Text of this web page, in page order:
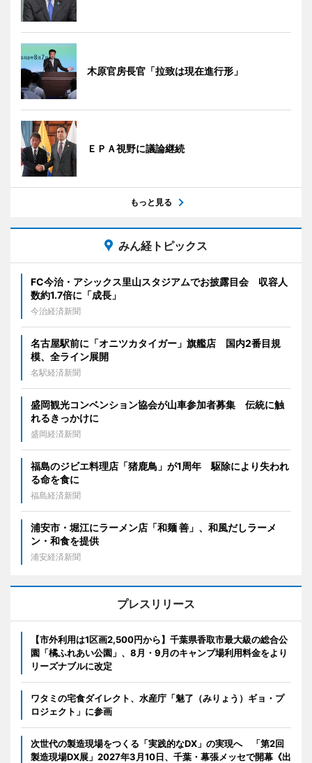
木原官房長官「拉致は現在進行形」
ＥＰＡ視野に議論継続
もっと見る
みん経トピックス
FC今治・アシックス里山スタジアムでお披露目会 収容人
数約1.7倍に「成長」
今治経済新聞
名古屋駅前に「オニツカタイガー」旗艦店 国内2番目規
模、全ライン展開
名駅経済新聞
盛岡観光コンベンション協会が山車参加者募集 伝統に触
れるきっかけに
盛岡経済新聞
福島のジビエ料理店「猪鹿鳥」が1周年 駆除により失われ
る命を食に
福島経済新聞
浦安市・堀江にラーメン店「和麺 善」、和風だしラーメ
ン・和食を提供
浦安経済新聞
プレスリリース
【市外利用は1区画2,500円から】千葉県香取市最大級の総合公
園「橘ふれあい公園」、8月・9月のキャンプ場利用料金をより
リーズナブルに改定
ワタミの宅食ダイレクト、水産庁「魅了（みりょう）ギョ・プ
ロジェクト」に参画
次世代の製造現場をつくる「実践的なDX」の実現へ 「第2回
製造現場DX展」2027年3月10日、千葉・幕張メッセで開幕《出